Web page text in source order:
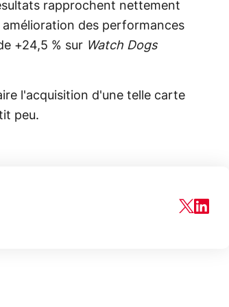
rapprochent nettement
amélioration des performances
+24,5 % sur Watch Dogs
l'acquisition d'une telle carte
peu.